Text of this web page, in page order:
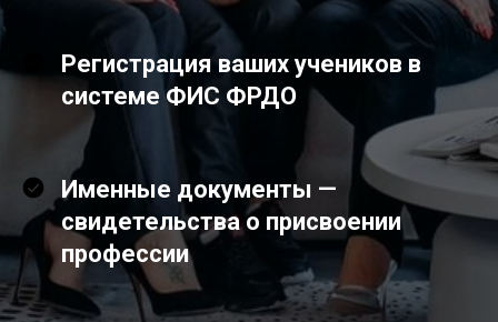
Регистрация ваших учеников в
системе ФИС ФРДО
Именные документы —
свидетельства о присвоении
профессии